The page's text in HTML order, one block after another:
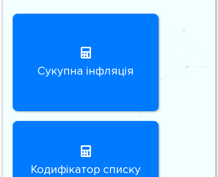
Сукупна інфляція
Кодифікатор списку